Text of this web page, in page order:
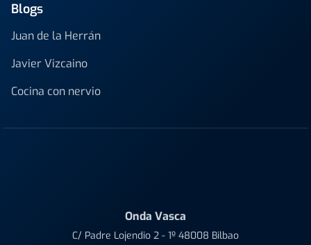
Blogs
Juan de la Herrán
Javier Vizcaino
Cocina con nervio
Onda Vasca
C/ Padre Lojendio 2 - 1º 48008 Bilbao